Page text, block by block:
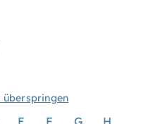
überspringen
E F G H